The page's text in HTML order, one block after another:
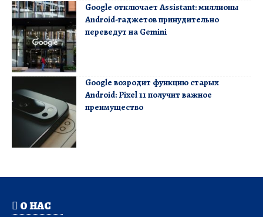
Google отключает Assistant: миллионы
Android-гаджетов принудительно
переведут на Gemini
Google возродит функцию старых
Android: Pixel 11 получит важное
преимущество
О НАС